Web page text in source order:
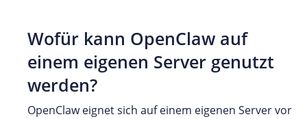
Wofür kann OpenClaw auf
einem eigenen Server genutzt
werden?
OpenClaw eignet sich auf einem eigenen Server vor